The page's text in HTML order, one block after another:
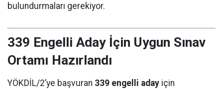
bulundurmaları gerekiyor.
339 Engelli Aday İçin Uygun Sınav
Ortamı Hazırlandı
YÖKDİL/2’ye başvuran 339 engelli aday için